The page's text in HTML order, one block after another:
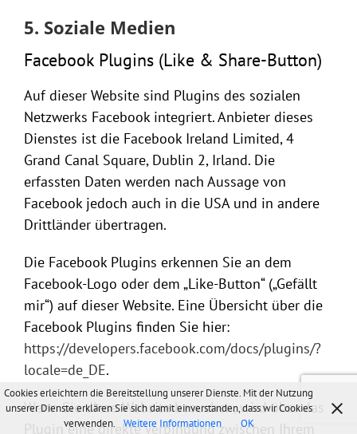
5. Soziale Medien
Facebook Plugins (Like & Share-Button)
Auf dieser Website sind Plugins des sozialen
Netzwerks Facebook integriert. Anbieter dieses
Dienstes ist die Facebook Ireland Limited, 4
Grand Canal Square, Dublin 2, Irland. Die
erfassten Daten werden nach Aussage von
Facebook jedoch auch in die USA und in andere
Drittländer übertragen.
Die Facebook Plugins erkennen Sie an dem
Facebook-Logo oder dem „Like-Button“ („Gefällt
mir“) auf dieser Website. Eine Übersicht über die
Facebook Plugins finden Sie hier:
https://developers.facebook.com/docs/plugins/?
locale=de_DE.
Wenn Sie diese Website besuchen, wird über das
Plugin eine direkte Verbindung zwischen Ihrem
Cookies erleichtern die Bereitstellung unserer Dienste. Mit der Nutzung
unserer Dienste erklären Sie sich damit einverstanden, dass wir Cookies
verwenden.
Weitere Informationen OK